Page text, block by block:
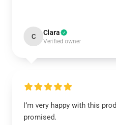
C Clara
Verified owner
I’m very happy with this
promised.